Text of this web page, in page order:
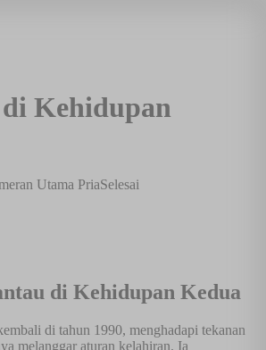
Kehidupan
Utama PriaSelesai
di Kehidupan Kedua
di tahun 1990, menghadapi tekanan
melanggar aturan kelahiran. Ia